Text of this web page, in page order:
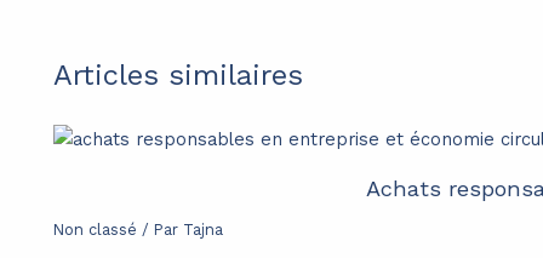
Articles similaires
Achats
Non classé / Par Tajna